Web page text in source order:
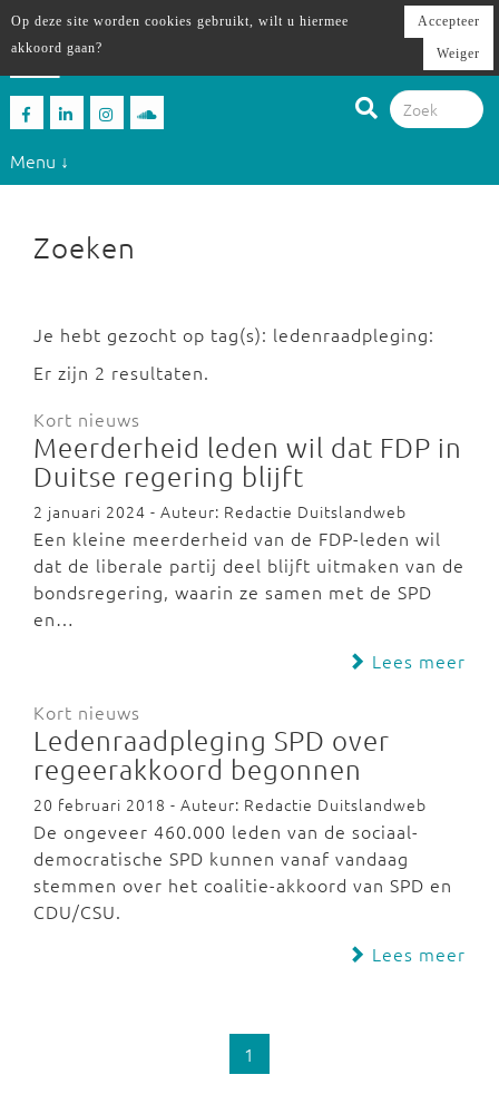
Menu ↓
Zoeken
Je hebt gezocht op tag(s): ledenraadpleging:
Er zijn 2 resultaten.
Kort nieuws
Meerderheid leden wil dat FDP in
Duitse regering blijft
2 januari 2024 - Auteur: Redactie Duitslandweb
Een kleine meerderheid van de FDP-leden wil
dat de liberale partij deel blijft uitmaken van de
bondsregering, waarin ze samen met de SPD
en…
Lees meer
Kort nieuws
Ledenraadpleging SPD over
regeerakkoord begonnen
20 februari 2018 - Auteur: Redactie Duitslandweb
De ongeveer 460.000 leden van de sociaal-
democratische SPD kunnen vanaf vandaag
stemmen over het coalitie-akkoord van SPD en
CDU/CSU.
Lees meer
1
Op deze site worden cookies gebruikt, wilt u hiermee
akkoord gaan?
Accepteer
Weiger